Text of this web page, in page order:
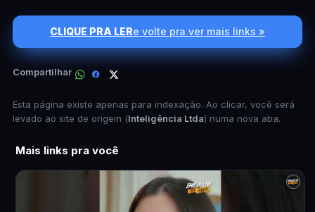
CLIQUE PRA LERe volte pra ver mais links »
Compartilhar
Esta página existe apenas para indexação. Ao clicar, você será
levado ao site de origem (Inteligência Ltda) numa nova aba.
Mais links pra você